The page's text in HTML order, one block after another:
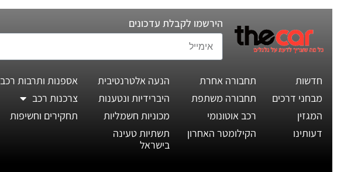
הירשמו לקבלת עדכונים
חדשות
מבחני דרכים
המגזין
דעותינו
תחבורה אחרת
תחבורה משתפת
רכב אוטונומי
הקילומטר האחרון
הנעה אלטרנטיבית
היברידיות ונטענות
מכוניות חשמליות
תשתיות טעינה
בישראל
אספנות ותרבות רכב
צרכנות רכב
תחקירים וחשיפות